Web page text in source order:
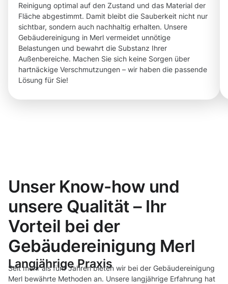
Reinigung optimal auf den Zustand und das Material der
Fläche abgestimmt. Damit bleibt die Sauberkeit nicht nur
sichtbar, sondern auch nachhaltig erhalten. Unsere
Gebäudereinigung in Merl vermeidet unnötige
Belastungen und bewahrt die Substanz Ihrer
Außenbereiche. Machen Sie sich keine Sorgen über
hartnäckige Verschmutzungen – wir haben die passende
Lösung für Sie!
Unser Know-how und
unsere Qualität – Ihr
Vorteil bei der
Gebäudereinigung Merl
Langjährige Praxis
Seit mehr als fünf Jahren bieten wir bei der Gebäudereinigung
Merl bewährte Methoden an. Unsere langjährige Erfahrung hat